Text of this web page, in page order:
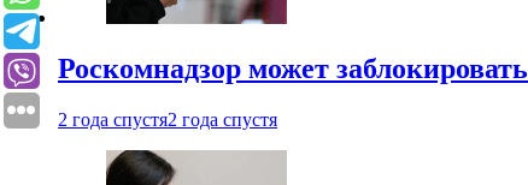
Роскомнадзор может
2 года спустя2 года спустя